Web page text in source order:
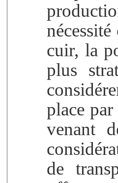
cuir, la
plus
place
venant
de